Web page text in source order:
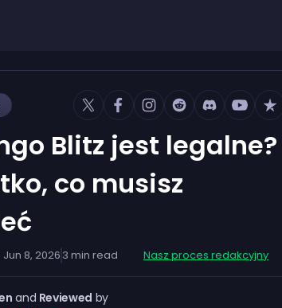
Blitz jest legalne?
co musisz
Jun 8, 2026 3 min read Nasz proces redakcyjny
and Reviewed by